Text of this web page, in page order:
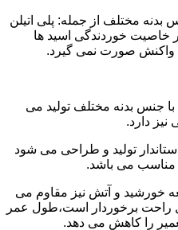
مختلف از جمله: پلی اتیلن
خاصیت خوردندگی اسید ها
واکنش صورت نمی گیرد.
جنس بدنه مختلف تولید می
دارد.
تولید و طراحی می شود
مناسب می باشد.
خورشید و آتش نیز مقاوم می
راحت برخوردار است،طول عمر
را کاهش می دهد.